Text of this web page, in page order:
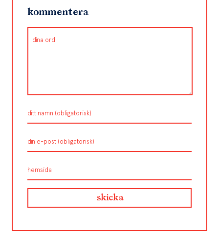
kommentera